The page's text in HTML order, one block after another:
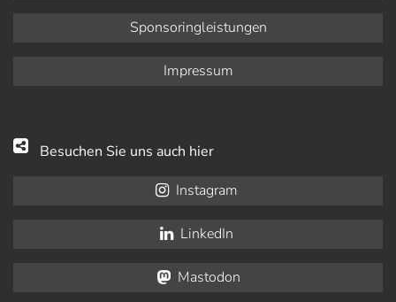
Sponsoringleistungen
Impressum
Besuchen Sie uns auch hier
Instagram
LinkedIn
Mastodon